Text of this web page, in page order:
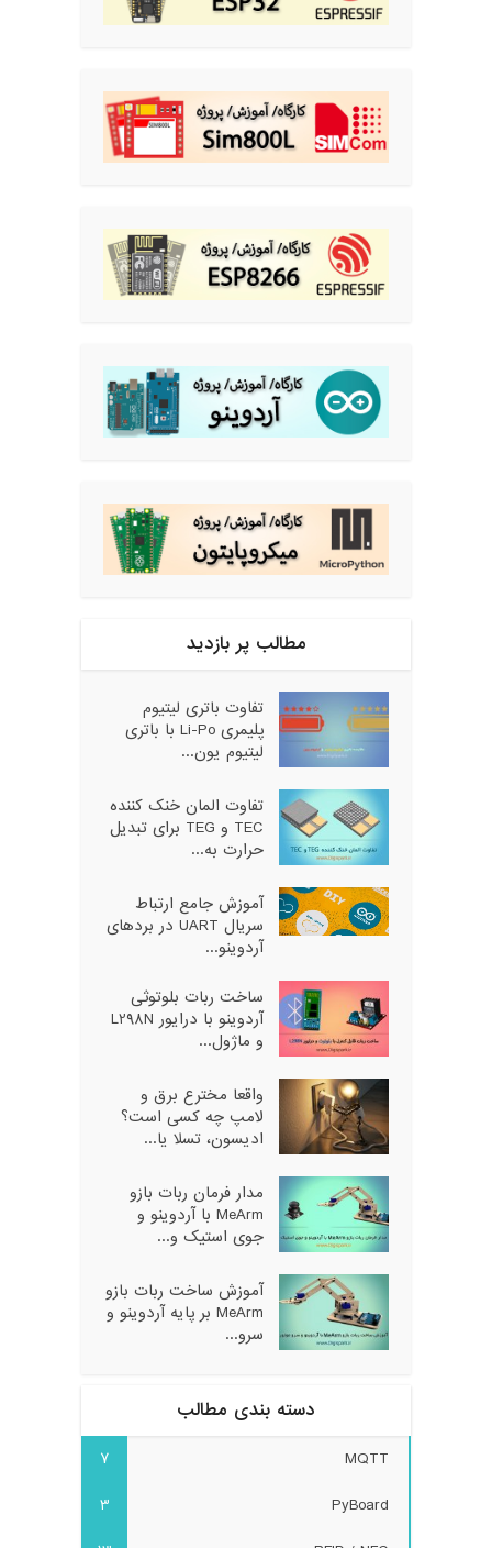
مطالب پر بازدید
تفاوت باتری لیتیوم
پلیمری Li-Po با باتری
لیتیوم یون...
تفاوت المان خنک کننده
TEC و TEG برای تبدیل
حرارت به...
آموزش جامع ارتباط
سریال UART در بردهای
آردوینو...
ساخت ربات بلوتوثی
آردوینو با درایور L298N
و ماژول...
واقعا مخترع برق و
لامپ چه کسی است؟
ادیسون، تسلا یا...
مدار فرمان ربات بازو
MeArm با آردوینو و
جوی استیک و...
آموزش ساخت ربات بازو
MeArm بر پایه آردوینو و
سرو...
دسته بندی مطالب
MQTT
7
PyBoard
3